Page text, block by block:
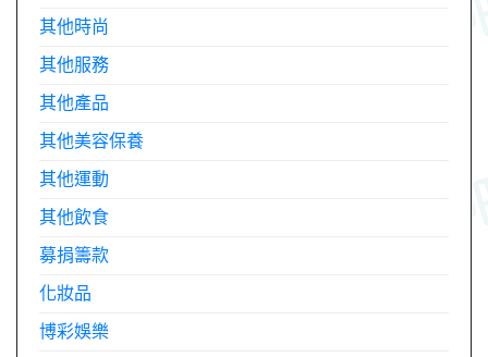
其他時尚
其他服務
其他產品
其他美容保養
其他運動
其他飲食
募捐籌款
化妝品
博彩娛樂